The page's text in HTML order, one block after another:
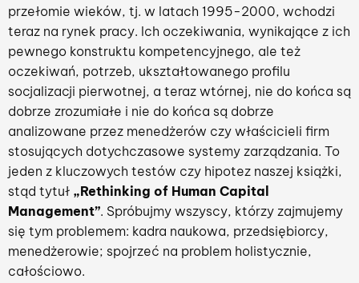
przełomie wieków, tj. w latach 1995-2000, wchodzi
teraz na rynek pracy. Ich oczekiwania, wynikające z ich
pewnego konstruktu kompetencyjnego, ale też
oczekiwań, potrzeb, ukształtowanego profilu
socjalizacji pierwotnej, a teraz wtórnej, nie do końca są
dobrze zrozumiałe i nie do końca są dobrze
analizowane przez menedżerów czy właścicieli firm
stosujących dotychczasowe systemy zarządzania. To
jeden z kluczowych testów czy hipotez naszej książki,
stąd tytuł „Rethinking of Human Capital
Management”. Spróbujmy wszyscy, którzy zajmujemy
się tym problemem: kadra naukowa, przedsiębiorcy,
menedżerowie; spojrzeć na problem holistycznie,
całościowo.